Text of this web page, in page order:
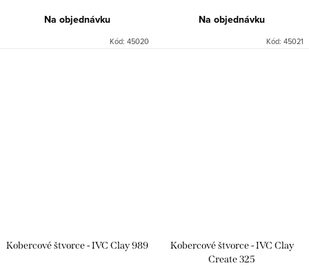
Na objednávku
Kód: 45020
Na objednávku
Kód: 45021
Kobercové štvorce - IVC Clay 989
Kobercové štvorce - IVC Clay
Create 325